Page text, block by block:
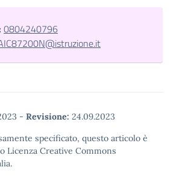
0804240796
- Revisione: 24.09.2023
specificato, questo articolo è
Licenza Creative Commons